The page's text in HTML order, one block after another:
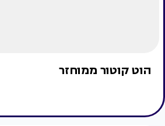
הוט קוטור ממוחזר